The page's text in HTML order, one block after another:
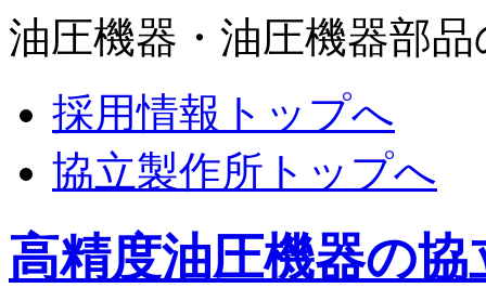
油圧機器・油圧機器部
採用情報トップへ
協立製作所トップへ
高精度油圧機器の